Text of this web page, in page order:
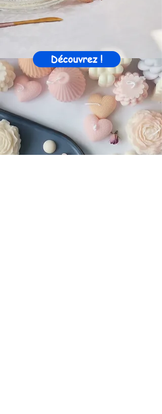
Découvrez !